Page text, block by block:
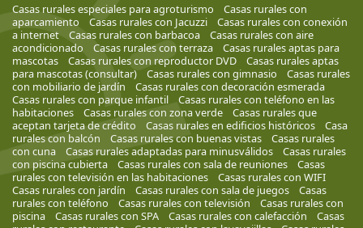
Casas rurales especiales para agroturismo
Casas rurales con
aparcamiento
Casas rurales con Jacuzzi
Casas rurales con conexión
a internet
Casas rurales con barbacoa
Casas rurales con aire
acondicionado
Casas rurales con terraza
Casas rurales aptas para
mascotas
Casas rurales con reproductor DVD
Casas rurales aptas
para mascotas (consultar)
Casas rurales con gimnasio
Casas rurales
con mobiliario de jardín
Casas rurales con decoración esmerada
Casas rurales con parque infantil
Casas rurales con teléfono en las
habitaciones
Casas rurales con zona verde
Casas rurales que
aceptan tarjeta de crédito
Casas rurales en edificios históricos
Casa
rurales con balcón
Casas rurales con buenas vistas
Casas rurales
con cuna
Casas rurales adaptadas para minusválidos
Casas rurales
con piscina cubierta
Casas rurales con sala de reuniones
Casas
rurales con televisión en las habitaciones
Casas rurales con WIFI
Casas rurales con jardín
Casas rurales con sala de juegos
Casas
rurales con teléfono
Casas rurales con televisión
Casas rurales con
piscina
Casas rurales con SPA Casas rurales con calefacción
Casas